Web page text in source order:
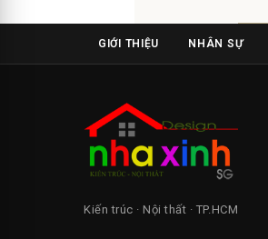
GIỚI THIỆU NHÂN SỰ
Kiến trúc · Nội thất · TP.HCM